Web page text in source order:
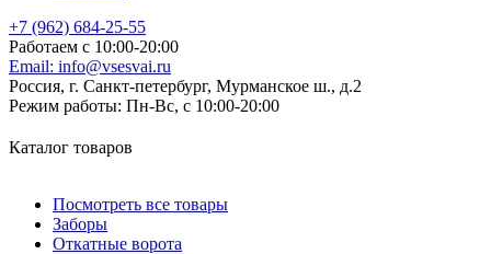
+7 (962) 684-25-55
Работаем с 10:00-20:00
Email: info@vsesvai.ru
Россия, г. Санкт-петербург, Мурманское ш., д.2
Режим работы: Пн-Вс, с 10:00-20:00
Каталог товаров
Посмотреть все товары
Заборы
Откатные ворота